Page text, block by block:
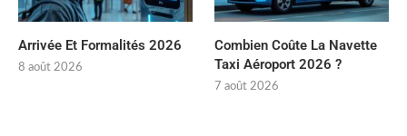
Arrivée Et Formalités 2026
8 août 2026
Combien Coûte La Navette
Taxi Aéroport 2026 ?
7 août 2026